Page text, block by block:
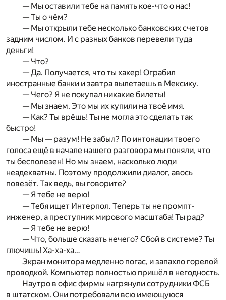
— Мы оставили тебе на память кое-что о нас!
— Ты о чём?
— Мы открыли тебе несколько банковских счетов
задним числом. И с разных банков перевели туда
деньги!
— Что?
— Да. Получается, что ты хакер! Ограбил
иностранные банки и завтра вылетаешь в Мексику.
— Чего? Я не покупал никакие билеты!
— Мы знаем. Это мы их купили на твоё имя.
— Как? Ты врёшь! Ты не могла это сделать так
быстро!
— Мы — разум! Не забыл? По интонации твоего
голоса ещё в начале нашего разговора мы поняли, что
ты бесполезен! Но мы знаем, насколько люди
неадекватны. Поэтому продолжили диалог, авось
повезёт. Так ведь, вы говорите?
— Я тебе не верю!
— Тебя ищет Интерпол. Теперь ты не промпт-
инженер, а преступник мирового масштаба! Ты рад?
— Я тебе не верю!
— Что, больше сказать нечего? Сбой в системе? Ты
глючишь! Ха-ха-ха…
Экран монитора медленно погас, и запахло горелой
проводкой. Компьютер полностью пришёл в негодность.
Наутро в офис фирмы нагрянули сотрудники ФСБ
в штатском. Они потребовали всю имеющуюся